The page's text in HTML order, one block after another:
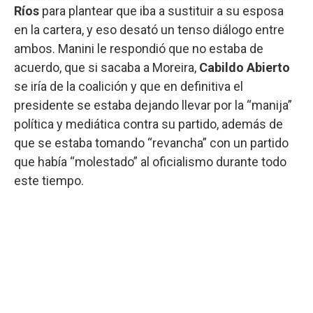
Ríos para plantear que iba a sustituir a su esposa
en la cartera, y eso desató un tenso diálogo entre
ambos. Manini le respondió que no estaba de
acuerdo, que si sacaba a Moreira, Cabildo Abierto
se iría de la coalición y que en definitiva el
presidente se estaba dejando llevar por la “manija”
política y mediática contra su partido, además de
que se estaba tomando “revancha” con un partido
que había “molestado” al oficialismo durante todo
este tiempo.